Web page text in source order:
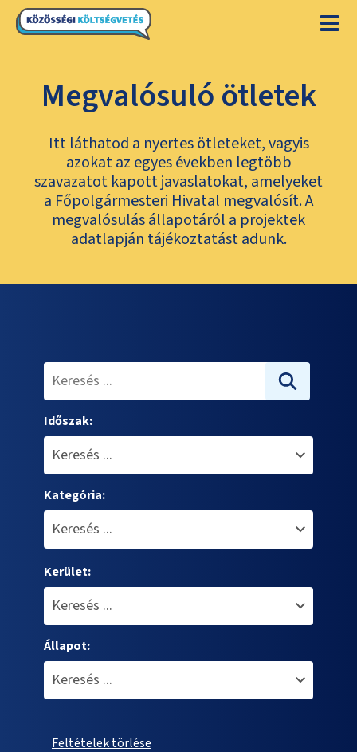
Megvalósuló ötletek
Itt láthatod a nyertes ötleteket, vagyis
azokat az egyes években legtöbb
szavazatot kapott javaslatokat, amelyeket
a Főpolgármesteri Hivatal megvalósít. A
megvalósulás állapotáról a projektek
adatlapján tájékoztatást adunk.
Időszak:
Kategória:
Kerület:
Állapot:
Feltételek törlése